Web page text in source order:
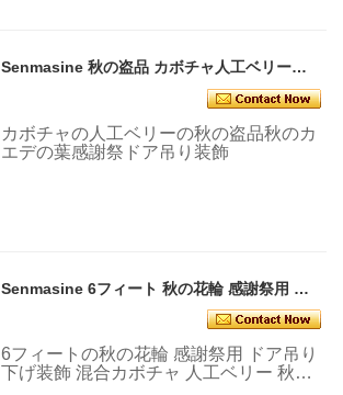
Senmasine 秋の盗品 カボチャ人工ベリー秋メープルリーフ感謝祭ドア吊り装飾
カボチャの人工ベリーの秋の盗品秋のカ
エデの葉感謝祭ドア吊り装飾
Senmasine 6フィート 秋の花輪 感謝祭用 ドア吊り装飾 混合カボチャ 人工ベリー 秋のカエデの葉
6フィートの秋の花輪 感謝祭用 ドア吊り
下げ装飾 混合カボチャ 人工ベリー 秋の